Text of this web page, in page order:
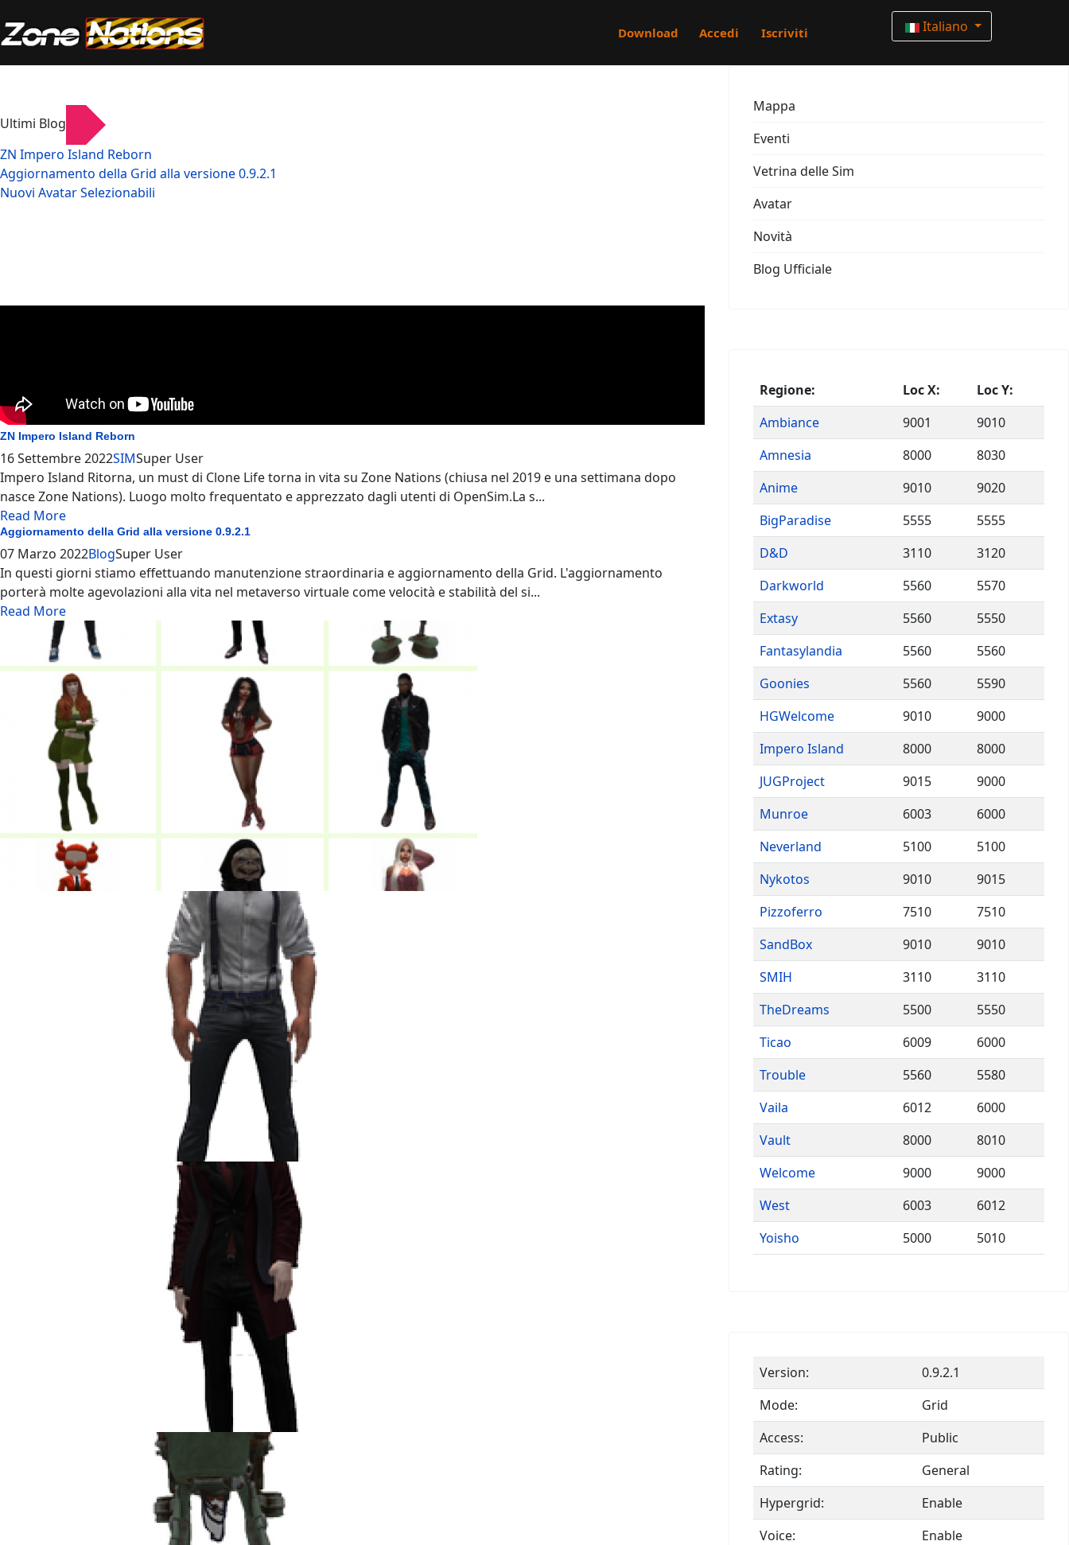
Download Accedi Iscriviti Italiano
Ultimi Blog
ZN Impero Island Reborn
Aggiornamento della Grid alla versione 0.9.2.1
Nuovi Avatar Selezionabili
ZN Impero Island Reborn
16 Settembre 2022SIMSuper User
Impero Island Ritorna, un must di Clone Life torna in vita su Zone Nations (chiusa nel 2019 e una settimana dopo
nasce Zone Nations). Luogo molto frequentato e apprezzato dagli utenti di OpenSim.La s...
Read More
Aggiornamento della Grid alla versione 0.9.2.1
07 Marzo 2022BlogSuper User
In questi giorni stiamo effettuando manutenzione straordinaria e aggiornamento della Grid. L'aggiornamento
porterà molte agevolazioni alla vita nel metaverso virtuale come velocità e stabilità del si...
Read More
Mappa
Eventi
Vetrina delle Sim
Avatar
Novità
Blog Ufficiale
Regione: Loc X:
Loc Y:
Ambiance
9001
9010
Amnesia
8000
8030
Anime
9010
9020
BigParadise
5555
5555
D&D
3110
3120
Darkworld
5560
5570
Extasy
5560
5550
Fantasylandia
5560
5560
Goonies
5560
5590
HGWelcome
9010
9000
Impero Island
8000
8000
JUGProject
9015
9000
Munroe
6003
6000
Neverland
5100
5100
Nykotos
9010
9015
Pizzoferro
7510
7510
SandBox
9010
9010
SMIH
3110
3110
TheDreams
5500
5550
Ticao
6009
6000
Trouble
5560
5580
Vaila
6012
6000
Vault
8000
8010
Welcome
9000
9000
West
6003
6012
Yoisho
5000 5010
Version:
0.9.2.1
Mode:
Grid
Access:
Public
Rating:
General
Hypergrid:
Enable
Voice:
Enable